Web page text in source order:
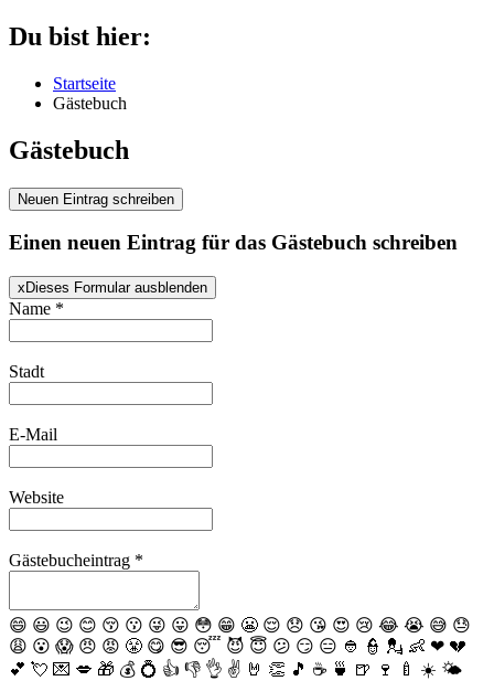
Du bist hier:
Startseite
Gästebuch
Gästebuch
Einen neuen Eintrag für das Gästebuch schreiben
x Dieses Formular ausblenden
Name *
Stadt
E-Mail
Website
Gästebucheintrag *
😄 😃 😉 😊 😚 😗 😜 😛 😳 😁 😬 😌 😞 😘 😍 😢 😂 😭 😅 😓
😩 😮 😱 😠 😡 😤 😋 😎 😴 😈 😇 😕 😏 😑 👲 👮 💂 👶 ❤ 💔
💕 💘 💌 💋 🎁 💰 💍 👍 👎 👌 ✌️ 🤘 👏 🎵 ☕️ 🍵 🍺 🍷 🍼 ☀️ 🌤